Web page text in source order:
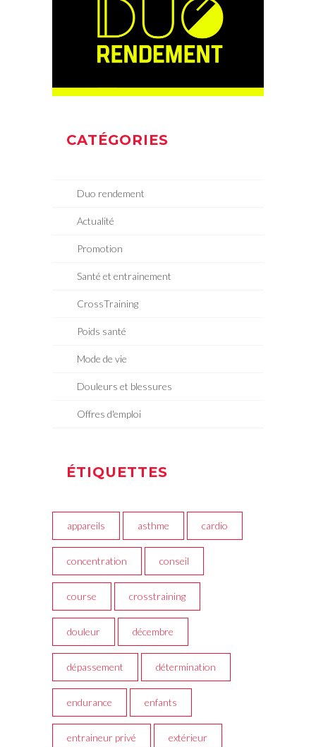
CATÉGORIES
Duo rendement
Actualité
Promotion
Santé et entrainement
CrossTraining
Poids santé
Mode de vie
Douleurs et blessures
Offres d'emploi
ÉTIQUETTES
appareils asthme cardio
concentration conseil
course crosstraining
douleur décembre
dépassement détermination
endurance enfants
entraineur privé extérieur